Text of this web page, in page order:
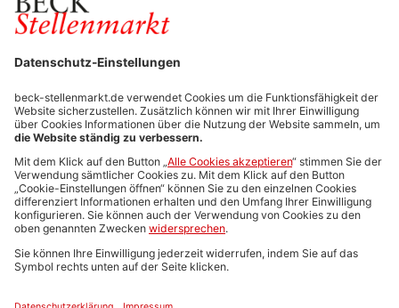
FÜR ARBEITGEBER
Stellenmarktpreise
Anzeigen-AGB
Media-Daten
Newsletteranmeldung
Produktübersicht
ALLGEMEIN
FAQs
Impressum